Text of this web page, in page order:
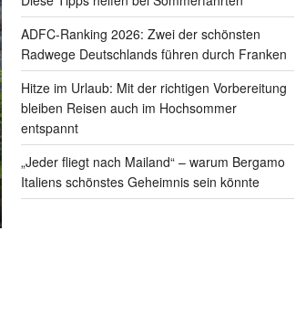
ADFC-Ranking 2026: Zwei der schönsten
Radwege Deutschlands führen durch Franken
Hitze im Urlaub: Mit der richtigen Vorbereitung
bleiben Reisen auch im Hochsommer
entspannt
„Jeder fliegt nach Mailand“ – warum Bergamo
Italiens schönstes Geheimnis sein könnte